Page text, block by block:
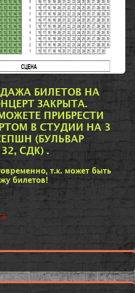
БИЛЕТОВ НА
ЗАКРЫТА.
ПРИБРЕСТИ
В СТУДИИ НА 3
(БУЛЬВАР
СДК) .
т.к. может быть
билетов!